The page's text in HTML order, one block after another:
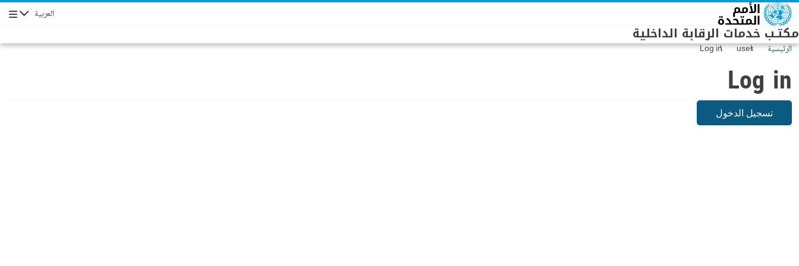
Skip to main content العربية
مكتـب خدمات الرقابة الداخلية
الرئيسية user
Log in
Log in
تسجيل الدخول